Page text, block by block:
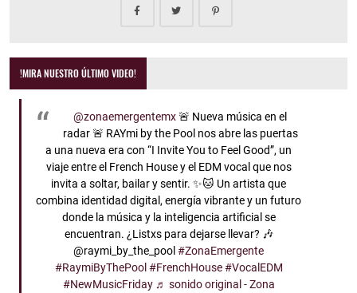
!MIRA NUESTRO ÚLTIMO VIDEO!
@zonaemergentemx🚨 Nueva música en el
radar 🚨 RAYmi by the Pool nos abre las puertas
a una nueva era con “I Invite You to Feel Good”, un
viaje entre el French House y el EDM vocal que nos
invita a soltar, bailar y sentir. ✨🐱 Un artista que
combina identidad digital, energía vibrante y un futuro
donde la música y la inteligencia artificial se
encuentran. ¿Listxs para dejarse llevar? 🎶
@raymi_by_the_pool#ZonaEmergente
#RaymiByThePool #FrenchHouse #VocalEDM
#NewMusicFriday ♬ sonido original - Zona